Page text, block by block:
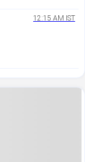
12:15 AM IST